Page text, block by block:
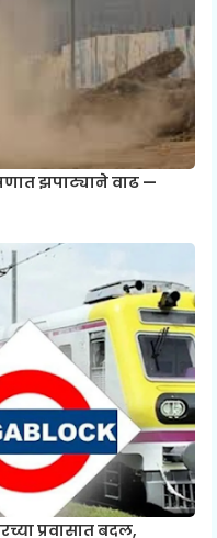
झपाट्याने वाढ —
प्रवासात बदल,